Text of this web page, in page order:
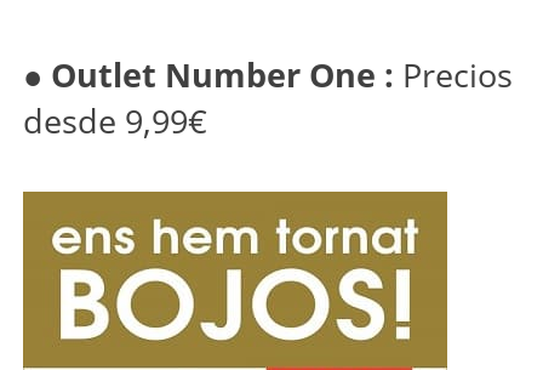
● Outlet Number One : Precios
desde 9,99€